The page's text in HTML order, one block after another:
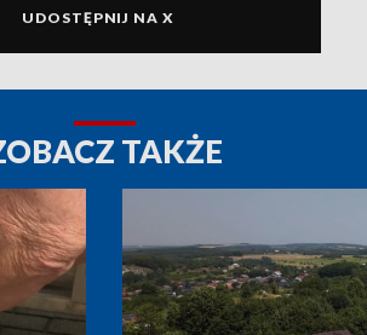
UDOSTĘPNIJ NA X
TAKŻE